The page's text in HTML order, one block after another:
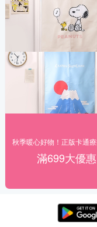
滿699大優惠